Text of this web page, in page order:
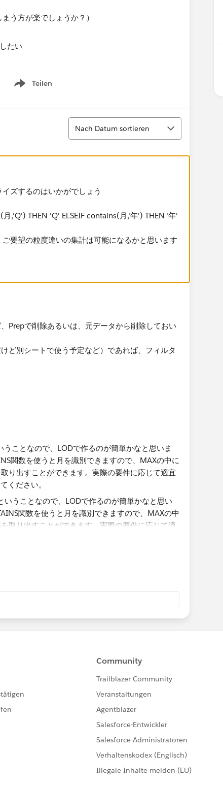
う方が楽でしょうか？）
Teilen
Show menu
Sortieren
Nach Datum sortieren
ズ​するのはいかがでしょう
,'Q') THEN 'Q' ELSEIF contains(月,’年') THEN ’年'
要望の粒度違いの集計は可能になるかと思います​
Prepで削除あるいは、元データから削除しておい
ど別シートで使う予定など）であれば、フィルタ
ことなので、LODで作るのが簡単かなと思いま
関数を使うと月を識別できますので、MAXの中に
り出すことができます。実際の要件に応じて適宜
ください。